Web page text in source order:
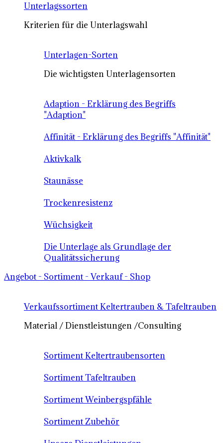
Unterlagssorten
Kriterien für die Unterlagswahl
Unterlagen-Sorten
Die wichtigsten Unterlagensorten
Adaption - Erklärung des Begriffs
"Adaption"
Affinität - Erklärung des Begriffs "Affinität"
Aktivkalk
Staunässe
Trockenresistenz
Wüchsigkeit
Die Unterlage als Grundlage der
Qualitätssicherung
Angebot - Sortiment - Verkauf - Shop
Verkaufssortiment Keltertrauben & Tafeltrauben
Material / Dienstleistungen /Consulting
Sortiment Keltertraubensorten
Sortiment Tafeltrauben
Sortiment Weinbergspfähle
Sortiment Zubehör